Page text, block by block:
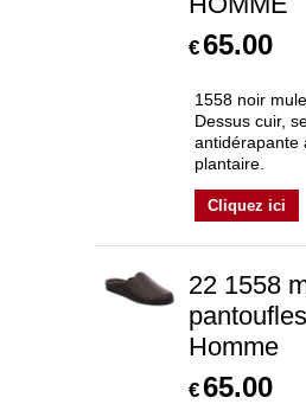
€65.00
1558 noir
Dessus cuir,
antidérapante
plantaire.
Cliquez ici
22 1558
Homme
€65.00